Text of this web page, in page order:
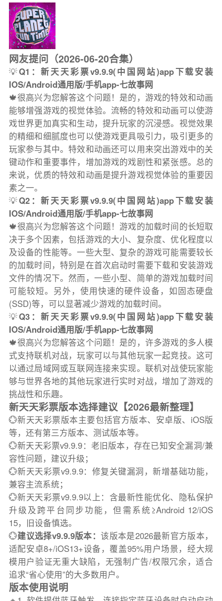
网友提问（2026-06-20合集）
💡Q1：新天天彩票v9.9.9(中国网站)app下载安装
IOS/Android通用版/手机app-七故事网
🍁很高兴为您解答这个问题！是的，游戏的特效和动画
能够增强游戏的视觉体验。流畅的特效和动画可以使游
戏世界更加真实和生动，提升玩家的沉浸感。视觉效果
的精细和细腻度也可以使游戏更具吸引力，吸引更多的
玩家参与其中。特效和动画还可以用来突出游戏中的关
键动作和重要事件，增加游戏的戏剧性和紧张感。总的
来说，优质的特效和动画是提升游戏视觉体验的重要因
素之一。
💡Q2：新天天彩票v9.9.9(中国网站)app下载安装
IOS/Android通用版/手机app-七故事网
🍁很高兴为您解答这个问题！游戏的加载时间的长短取
决于多个因素，包括游戏的大小、复杂度、优化程度以
及设备的性能等。一些大型、复杂的游戏可能需要较长
的加载时间，特别是在首次启动时需要下载和安装游戏
文件的情况下。然而，一些小型、简单的游戏加载时间
可能较短。另外，使用快速的硬件设备，如固态硬盘
(SSD)等，可以显著减少游戏的加载时间。
💡Q3：新天天彩票v9.9.9(中国网站)app下载安装
IOS/Android通用版/手机app-七故事网
🍁很高兴为您解答这个问题！是的，许多游戏的多人模
式支持联机对战，玩家可以与其他玩家一起竞技。这可
以通过局域网或互联网连接来实现。联机对战使玩家能
够与世界各地的其他玩家进行实时对战，增加了游戏的
挑战性和乐趣。
新天天彩票版本选择建议【2026最新整理】
💮新天天彩票版本主要包括官方版本、安卓版、iOS版
等，还有第三方版本、测试版本等。
💮新天天彩票v9.9.9：老旧版本，存在已知安全漏洞/兼
容性问题，建议升级；
💮新天天彩票v9.9.9：修复关键漏洞，新增基础功能，
兼容主流系统；
💮新天天彩票v9.9.9以上：含最新性能优化、隐私保护
升级及跨平台同步功能，但需系统≥Android 12/iOS
15，旧设备慎选。
💮建议选择v9.9.9版本：该版本是2026最新官方版本，
适配安卓8+/iOS13+设备，覆盖95%用户场景，经大规
模用户验证无重大缺陷，无强制广告/权限冗余，适合
追求“省心使用”的大多数用户。
版本使用说明